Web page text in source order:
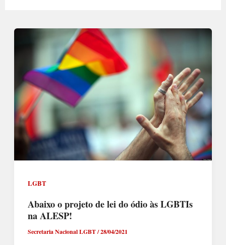
LGBT
Abaixo o projeto de lei do ódio às LGBTIs
na ALESP!
Secretaria Nacional LGBT/28/04/2021